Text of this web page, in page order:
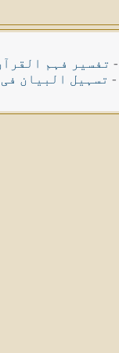
- تفسیر فہم
- تسہیل البیان